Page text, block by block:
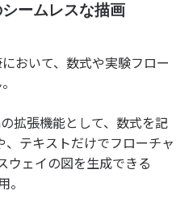
ームレスな描画
おいて、数式や実験フロー
拡張機能として、数式を記
、テキストだけでフローチャ
ウェイの図を生成できる
。